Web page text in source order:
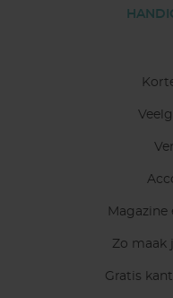
Zo maak
Gratis